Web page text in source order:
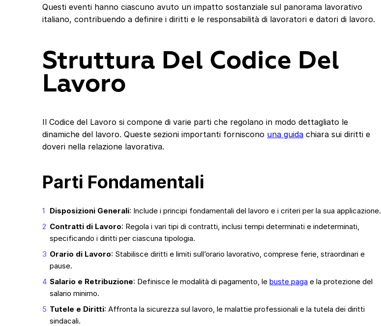
Questi eventi hanno ciascuno avuto un impatto sostanziale sul panorama lavorativo
italiano, contribuendo a definire i diritti e le responsabilità di lavoratori e datori di lavoro.
Struttura Del Codice Del
Lavoro
Il Codice del Lavoro si compone di varie parti che regolano in modo dettagliato le
dinamiche del lavoro. Queste sezioni importanti forniscono una guida chiara sui diritti e
doveri nella relazione lavorativa.
Parti Fondamentali
Disposizioni Generali: Include i principi fondamentali del lavoro e i criteri per la sua applicazione.
Contratti di Lavoro: Regola i vari tipi di contratti, inclusi tempi determinati e indeterminati,
specificando i diritti per ciascuna tipologia.
Orario di Lavoro: Stabilisce diritti e limiti sull’orario lavorativo, comprese ferie, straordinari e
pause.
Salario e Retribuzione: Definisce le modalità di pagamento, le buste paga e la protezione del
salario minimo.
Tutele e Diritti: Affronta la sicurezza sul lavoro, le malattie professionali e la tutela dei diritti
sindacali.